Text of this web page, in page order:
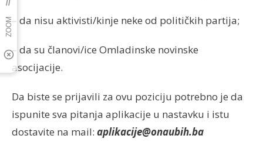
– da nisu aktivisti/kinje neke od političkih partija;
– da su članovi/ice Omladinske novinske
asocijacije.
Da biste se prijavili za ovu poziciju potrebno je da
ispunite sva pitanja aplikacije u nastavku i istu
dostavite na mail: aplikacije@onaubih.ba